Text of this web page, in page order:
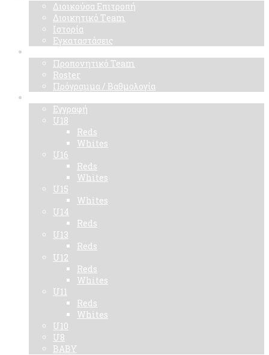
Διοικούσα Επιτροπή
Διοικητικό Τeam
Ιστορία
Εγκαταστάσεις
Προπονητικό Team
Roster
Πρόγραμμα / Βαθμολογία
Εγγραφή
U18
Reds
Whites
U16
Reds
Whites
U15
Whites
U14
Reds
U13
Reds
U12
Reds
Whites
U11
Reds
Whites
U10
U8
BABY